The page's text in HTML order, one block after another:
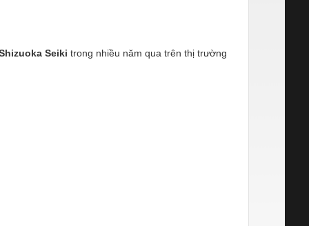
Seiki trong nhiều năm qua trên thị trường